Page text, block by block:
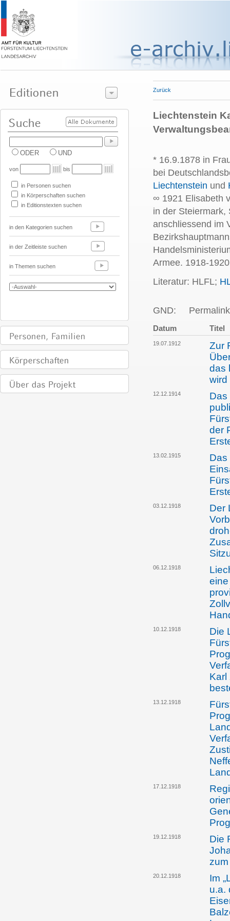
ODER UND
von bis
in Personen suchen
in Körperschaften suchen
in Editionstexten suchen
in den Kategorien suchen
in der Zeitleiste suchen
in Themen suchen
Zurück
Liechtenstein
* 16.9.1878 in
bei
Liechtenstein und
∞ 1921 Elisabeth
in der Steiermark,
anschliessend im
Armee. 1918-
Literatur: HLFL;
GND:
Datum Titel
19.07.1912
Zur
das
wird
12.12.1914
Das
der
13.02.1915
Das
03.12.1918
Der
06.12.1918
10.12.1918
Die
Karl
13.12.1918
17.12.1918
19.12.1918
Die
20.12.1918
Im
u.a.